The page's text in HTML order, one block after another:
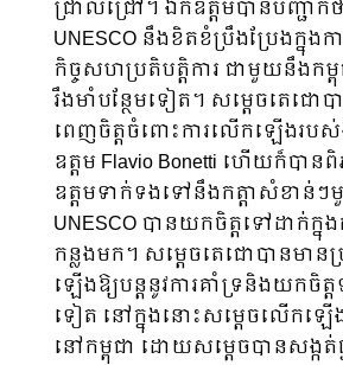
ជ្រាលជ្រៅ។ ឯកឧត្តមបានបញ្ជាក់ថ
UNESCO នឹងខិតខំប្រឹងប្រែងក្នុងក
កិច្ចសហប្រតិបត្តិការ ជាមួយនឹងកម្ពុ
រឹងមាំបន្ថែមទៀត។ សម្ដេចតេជោប
ពេញចិត្តចំពោះការលើកឡើងរប
ឧត្តម Flavio Bonetti ហើយក៏បាន
ឧត្តមទាក់ទងទៅនឹងកត្តាសំខាន់
UNESCO បានយកចិត្តទៅដាក់ក្នុ
កន្លងមក។ សម្ដេចតេជោបានមា
ឡើងឱ្យបន្តនូវការគាំទ្រនិងយកចិត្ត
ទៀត នៅក្នុងនោះសម្ដេចលើកឡ
នៅកម្ពុជា ដោយសម្ដេចបានសង្កត់